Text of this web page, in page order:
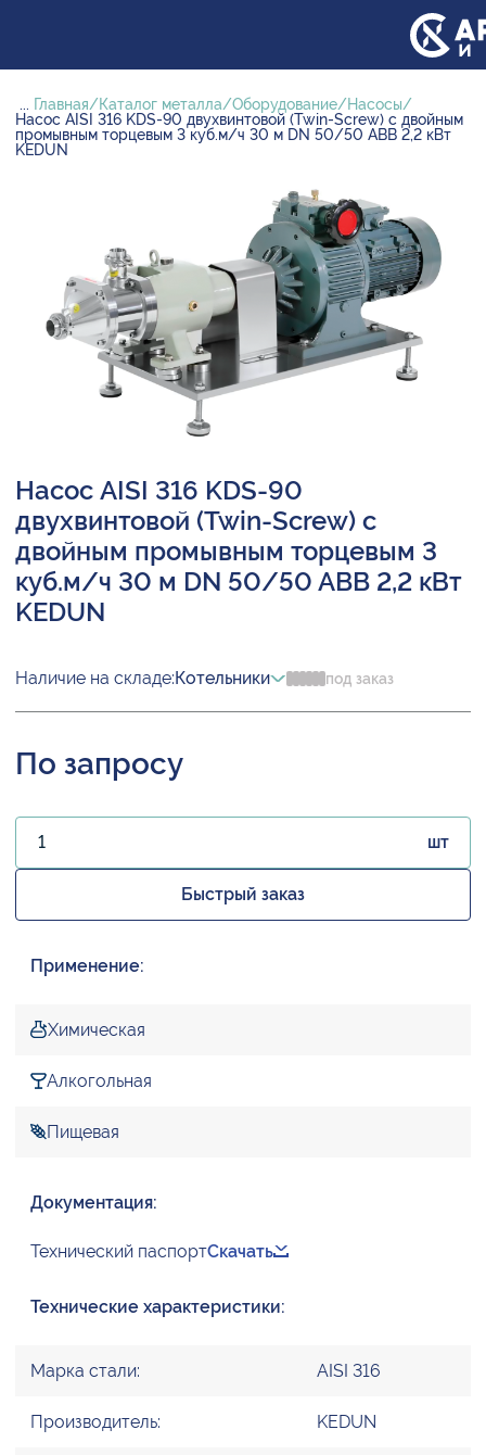
... Главная Каталог металла Оборудование
Насосы
Насос AISI 316 KDS-90 двухвинтовой (Twin-Screw) с двойным
промывным торцевым 3 куб.м/ч 30 м DN 50/50 ABB 2,2 кВт
KEDUN
Насос AISI 316 KDS-90
двухвинтовой (Twin-Screw) с
двойным промывным торцевым 3
куб.м/ч 30 м DN 50/50 ABB 2,2 кВт
KEDUN
Наличие на складе:Котельники под заказ
По запросу
шт
Быстрый заказ
Применение:
Химическая
Алкогольная
Пищевая
Документация:
Технический паспортСкачать
Технические характеристики:
Марка стали: AISI 316
Производитель: KEDUN